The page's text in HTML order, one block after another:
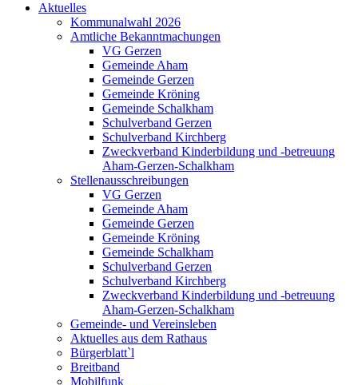
Aktuelles
Kommunalwahl 2026
Amtliche Bekanntmachungen
VG Gerzen
Gemeinde Aham
Gemeinde Gerzen
Gemeinde Kröning
Gemeinde Schalkham
Schulverband Gerzen
Schulverband Kirchberg
Zweckverband Kinderbildung und -betreuung
Aham-Gerzen-Schalkham
Stellenausschreibungen
VG Gerzen
Gemeinde Aham
Gemeinde Gerzen
Gemeinde Kröning
Gemeinde Schalkham
Schulverband Gerzen
Schulverband Kirchberg
Zweckverband Kinderbildung und -betreuung
Aham-Gerzen-Schalkham
Gemeinde- und Vereinsleben
Aktuelles aus dem Rathaus
Bürgerblatt`l
Breitband
Mobilfunk